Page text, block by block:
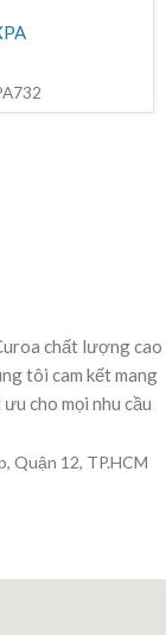
chất lượng cao
tôi cam kết mang
cho mọi nhu cầu
Quận 12, TP.HCM